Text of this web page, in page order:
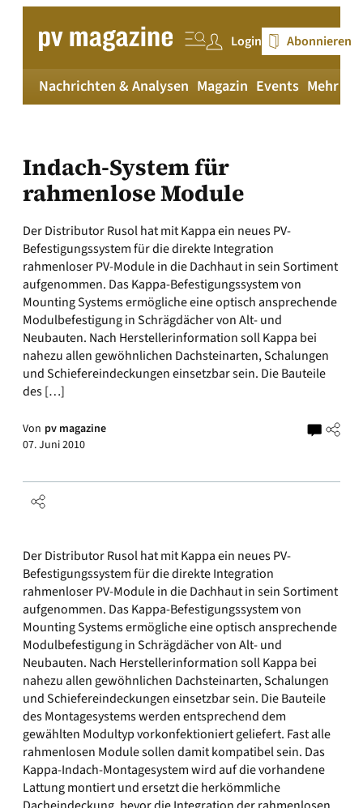
springen
Login Abonnieren
Nachrichten & Analysen Magazin Events Mehr
Indach-System für
rahmenlose Module
Der Distributor Rusol hat mit Kappa ein neues PV-
Befestigungssystem für die direkte Integration
rahmenloser PV-Module in die Dachhaut in sein Sortiment
aufgenommen. Das Kappa-Befestigungssystem von
Mounting Systems ermögliche eine optisch ansprechende
Modulbefestigung in Schrägdächer von Alt- und
Neubauten. Nach Herstellerinformation soll Kappa bei
nahezu allen gewöhnlichen Dachsteinarten, Schalungen
und Schiefereindeckungen einsetzbar sein. Die Bauteile
des […]
Von pv magazine
07. Juni 2010
Der Distributor Rusol hat mit Kappa ein neues PV-
Befestigungssystem für die direkte Integration
rahmenloser PV-Module in die Dachhaut in sein Sortiment
aufgenommen. Das Kappa-Befestigungssystem von
Mounting Systems ermögliche eine optisch ansprechende
Modulbefestigung in Schrägdächer von Alt- und
Neubauten. Nach Herstellerinformation soll Kappa bei
nahezu allen gewöhnlichen Dachsteinarten, Schalungen
und Schiefereindeckungen einsetzbar sein. Die Bauteile
des Montagesystems werden entsprechend dem
gewählten Modultyp vorkonfektioniert geliefert. Fast alle
rahmenlosen Module sollen damit kompatibel sein. Das
Kappa-Indach-Montagesystem wird auf die vorhandene
Lattung montiert und ersetzt die herkömmliche